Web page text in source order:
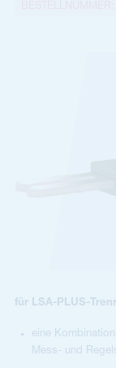
für LSA-PLUS-
eine
Mess- und